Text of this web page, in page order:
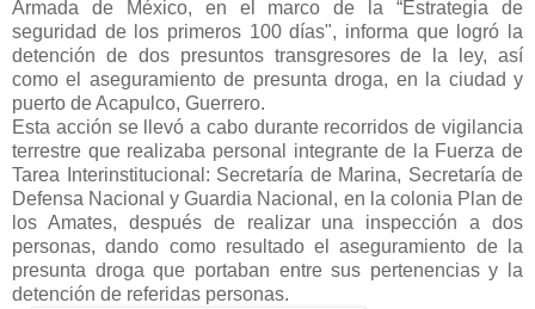
Armada de México, en el marco de la “Estrategia de
seguridad de los primeros 100 días", informa que logró la
detención de dos presuntos transgresores de la ley, así
como el aseguramiento de presunta droga, en la ciudad y
puerto de Acapulco, Guerrero.
Esta acción se llevó a cabo durante recorridos de vigilancia
terrestre que realizaba personal integrante de la Fuerza de
Tarea Interinstitucional: Secretaría de Marina, Secretaría de
Defensa Nacional y Guardia Nacional, en la colonia Plan de
los Amates, después de realizar una inspección a dos
personas, dando como resultado el aseguramiento de la
presunta droga que portaban entre sus pertenencias y la
detención de referidas personas.